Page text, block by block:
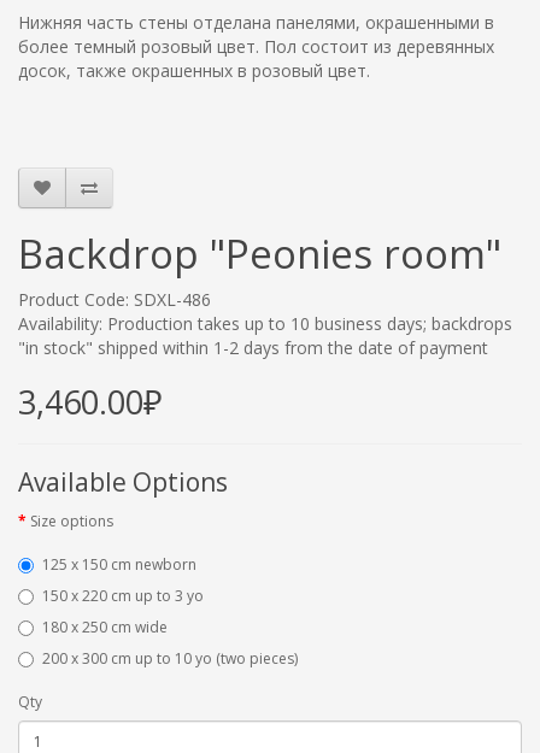
Нижняя часть стены отделана панелями, окрашенными в
более темный розовый цвет. Пол состоит из деревянных
досок, также окрашенных в розовый цвет.
Backdrop "Peonies room"
Product Code: SDXL-486
Availability: Production takes up to 10 business days; backdrops
"in stock" shipped within 1-2 days from the date of payment
3,460.00₽
Available Options
Size options
125 x 150 cm newborn
150 x 220 cm up to 3 yo
180 x 250 cm wide
200 x 300 cm up to 10 yo (two pieces)
Qty